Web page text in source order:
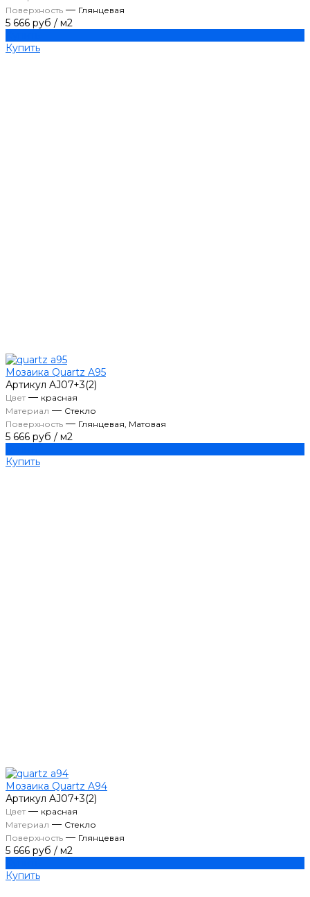
Поверхность — Глянцевая
5 666 руб / м2
Купить
Мозаика Quartz A95
Артикул AJ07+3(2)
Цвет— красная
Материал — Стекло
Поверхность — Глянцевая, Матовая
5 666 руб / м2
Купить
Мозаика Quartz A94
Артикул AJ07+3(2)
Цвет— красная
Материал — Стекло
Поверхность — Глянцевая
5 666 руб / м2
Купить